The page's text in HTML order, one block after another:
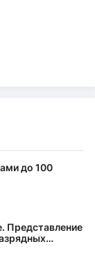
до 100
Представление